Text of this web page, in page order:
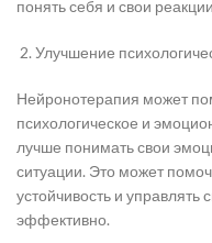
понять себя и свои
Улучшение
Нейронотерапия может
психологическое и
лучше понимать свои
ситуации. Это может
устойчивость и
эффективно.